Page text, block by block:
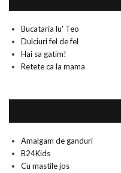
Bucataria lu' Teo
Dulciuri fel de fel
Hai sa gatim!
Retete ca la mama
Amalgam de ganduri
B24Kids
Cu mastile jos